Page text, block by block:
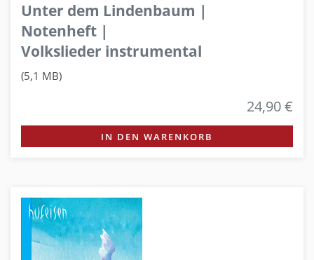
Unter dem Lindenbaum |
Notenheft |
Volkslieder instrumental
(5,1 MB)
24,90 €
IN DEN WARENKORB